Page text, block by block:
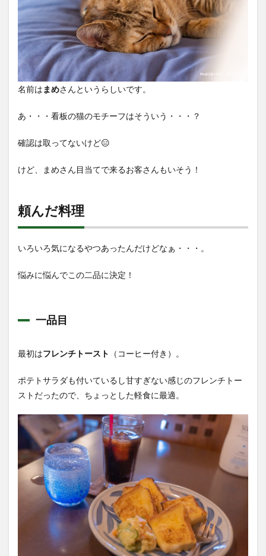
名前はまめさんというらしいです。
あ・・・看板の猫のモチーフはそういう・・・？
確認は取ってないけど😑
けど、まめさん目当てで来るお客さんもいそう！
頼んだ料理
いろいろ気になるやつあったんだけどなぁ・・・。
悩みに悩んでこの二品に決定！
一品目
最初はフレンチトースト （コーヒー付き）。
ポテトサラダも付いているし甘すぎない感じのフレンチトー
ストだったので、ちょっとした軽食に最適。